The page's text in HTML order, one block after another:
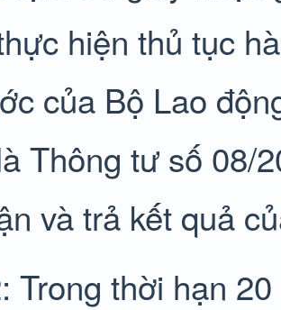
hiện thủ tục
của Bộ Lao
Thông tư số 08/
và trả kết quả
Trong thời hạn